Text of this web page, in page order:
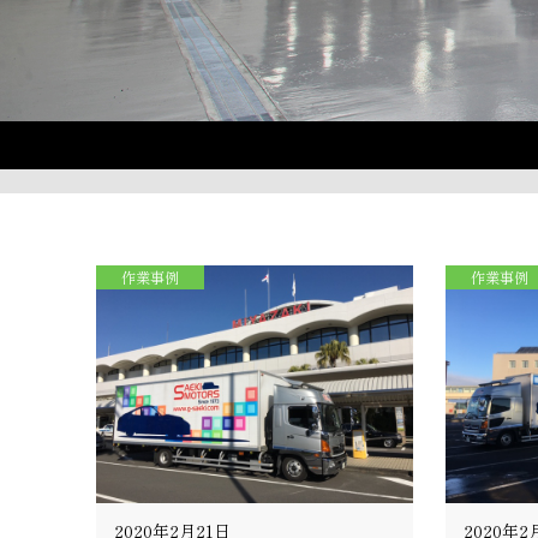
作業事例
2020年2月21日
作業事例
2020年2